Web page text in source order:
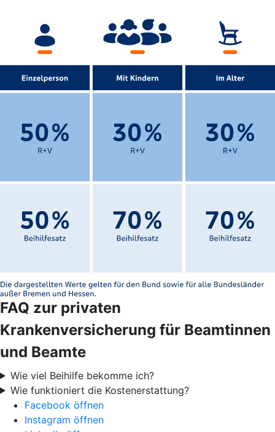
FAQ zur privaten
Krankenversicherung für Beamtinnen
und Beamte
Wie viel Beihilfe bekomme ich?
Wie funktioniert die Kostenerstattung?
Facebook öffnen
Instagram öffnen